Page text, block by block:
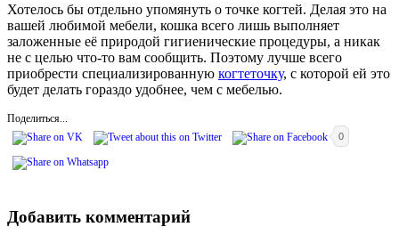
Хотелось бы отдельно упомянуть о точке когтей. Делая это на
вашей любимой мебели, кошка всего лишь выполняет
заложенные её природой гигиенические процедуры, а никак
не с целью что-то вам сообщить. Поэтому лучше всего
приобрести специализированную когтеточку, с которой ей это
будет делать гораздо удобнее, чем с мебелью.
Поделиться...
0
Добавить комментарий